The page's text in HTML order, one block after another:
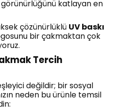
katlayan en
çözünürlüklü UV baskı
bir çakmaktan çok
Tercih
değildir; bir sosyal
neden bu ürünle temsil